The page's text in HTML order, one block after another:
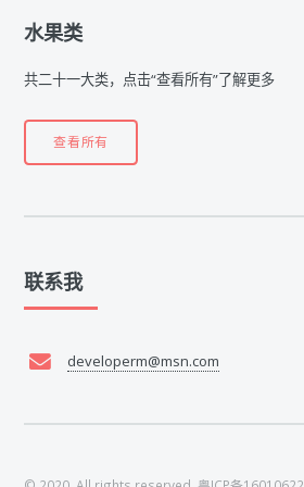
水果类
共二十一大类，点击“查看所有”了解更多
查看所有
联系我
developerm@msn.com